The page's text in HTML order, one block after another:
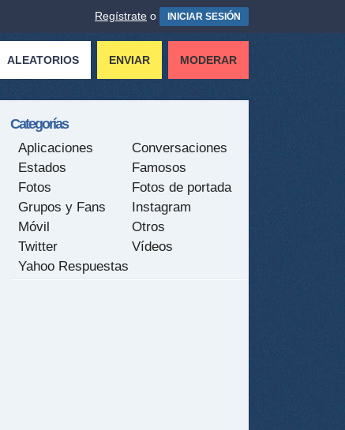
Regístrate o INICIAR SESIÓN
ALEATORIOS ENVIAR MODERAR
Categorías
Aplicaciones
Conversaciones
Estados
Famosos
Fotos
Fotos de portada
Grupos y Fans
Instagram
Móvil
Otros
Twitter
Vídeos
Yahoo Respuestas